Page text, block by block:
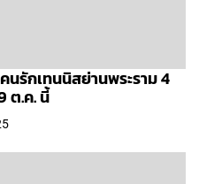
รักเทนนิสย่านพระราม 4
ต.ค. นี้